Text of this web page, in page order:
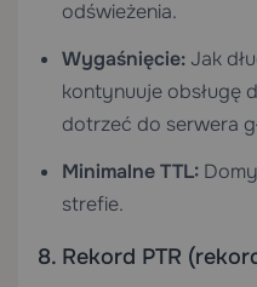
odświeżenia.
Wygaśnięcie: Jak
kontynuuje obsługę
dotrzeć do serwera
Minimalne TTL:
strefie.
8. Rekord PTR